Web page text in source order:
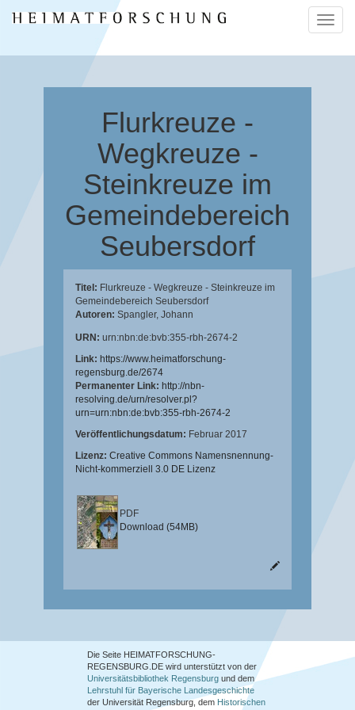
ein-/
Flurkreuze -
Wegkreuze -
Steinkreuze im
Gemeindebereich
Seubersdorf
Titel: Flurkreuze - Wegkreuze - Steinkreuze im
Gemeindebereich Seubersdorf
Autoren: Spangler, Johann
URN: urn:nbn:de:bvb:355-rbh-2674-2
Link: https://www.heimatforschung-
regensburg.de/2674
Permanenter Link: http://nbn-
resolving.de/urn/resolver.pl?
urn=urn:nbn:de:bvb:355-rbh-2674-2
Veröffentlichungsdatum: Februar 2017
Lizenz: Creative Commons Namensnennung-
Nicht-kommerziell 3.0 DE Lizenz
PDF
Download (54MB)
Die Seite HEIMATFORSCHUNG-
REGENSBURG.DE wird unterstützt von der
Universitätsbibliothek Regensburg und dem
Lehrstuhl für Bayerische Landesgeschichte
der Universität Regensburg, dem Historischen